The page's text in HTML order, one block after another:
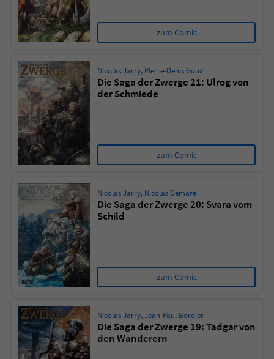
zum Comic
Nicolas Jarry, Pierre-Denis Goux
Die Saga der Zwerge 21: Ulrog von
der Schmiede
zum Comic
Nicolas Jarry, Nicolas Demare
Die Saga der Zwerge 20: Svara vom
Schild
zum Comic
Nicolas Jarry,Jean-Paul Bordier
Die Saga der Zwerge 19: Tadgar von
den Wanderern